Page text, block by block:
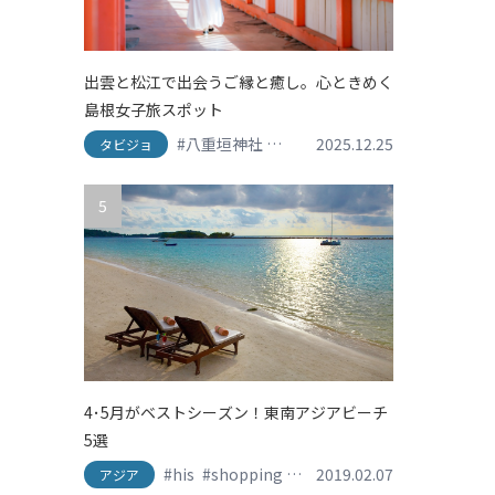
出雲と松江で出会うご縁と癒し。心ときめく
島根女子旅スポット
タビジョ #八重垣神社 #出雲 #出雲大社
2025.12.25
5
4･5月がベストシーズン！東南アジアビーチ
5選
アジア #his #shopping #travel #おしゃれ旅
2019.02.07